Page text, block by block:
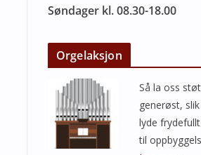
Søndager kl. 08.30-18.00
Orgelaksjon
Så la oss
generøst,
lyde
til